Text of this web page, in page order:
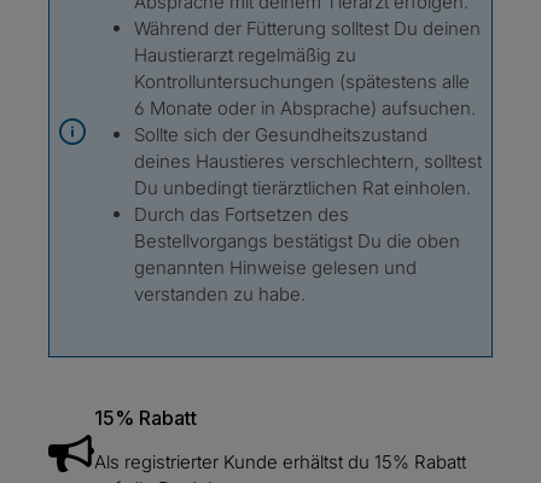
Während der Fütterung solltest Du deinen
Haustierarzt regelmäßig zu
Kontrolluntersuchungen (spätestens alle
6 Monate oder in Absprache) aufsuchen.
Sollte sich der Gesundheitszustand
deines Haustieres verschlechtern, solltest
Du unbedingt tierärztlichen Rat einholen.
Durch das Fortsetzen des
Bestellvorgangs bestätigst Du die oben
genannten Hinweise gelesen und
verstanden zu habe.
15% Rabatt
Als registrierter Kunde erhältst du 15% Rabatt